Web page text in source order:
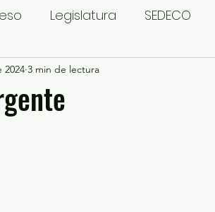
Legislatura SEDECO
Gubernatura Edoméx 2023
2024 3 min de lectura